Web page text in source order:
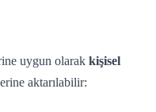
uygun olarak kişisel
aktarılabilir: